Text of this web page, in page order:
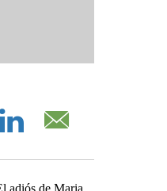
adiós de Maria